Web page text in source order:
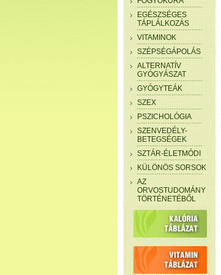
EGÉSZSÉGES
TÁPLÁLKOZÁS
VITAMINOK
SZÉPSÉGÁPOLÁS
ALTERNATÍV
GYÓGYÁSZAT
GYÓGYTEÁK
SZEX
PSZICHOLÓGIA
SZENVEDÉLY-
BETEGSÉGEK
SZTÁR-ÉLETMÓDI
KÜLÖNÖS SORSOK
AZ
ORVOSTUDOMÁNY
TÖRTÉNETÉBŐL